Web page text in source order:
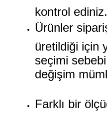
kontrol ediniz.
Ürünler
üretildiği için
seçimi
değişim
Farklı bir